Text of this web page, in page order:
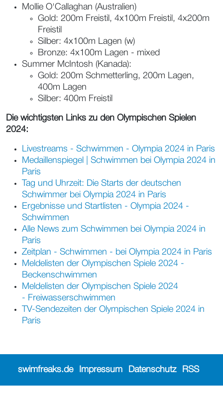
Mollie O'Callaghan (Australien)
Gold: 200m Freistil, 4x100m Freistil, 4x200m
Freistil
Silber: 4x100m Lagen (w)
Bronze: 4x100m Lagen - mixed
Summer McIntosh (Kanada):
Gold: 200m Schmetterling, 200m Lagen,
400m Lagen
Silber: 400m Freistil
Die wichtigsten Links zu den Olympischen Spielen
2024:
Livestreams - Schwimmen - Olympia 2024 in Paris
Medaillenspiegel | Schwimmen bei Olympia 2024 in
Paris
Tag und Uhrzeit: Die Starts der deutschen
Schwimmer bei Olympia 2024 in Paris
Ergebnisse und Startlisten - Olympia 2024 -
Schwimmen
Alle News zum Schwimmen bei Olympia 2024 in
Paris
Zeitplan - Schwimmen - bei Olympia 2024 in Paris
Meldelisten der Olympischen Spiele 2024 -
Beckenschwimmen
Meldelisten der Olympischen Spiele 2024
- Freiwasserschwimmen
TV-Sendezeiten der Olympischen Spiele 2024 in
Paris
swimfreaks.de Impressum Datenschutz RSS